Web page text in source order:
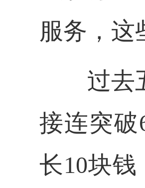
服务，这
过去
接连突破
长10块